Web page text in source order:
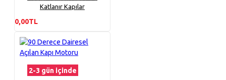
Katlanır Kapılar
0,00TL
2-3 gün içinde